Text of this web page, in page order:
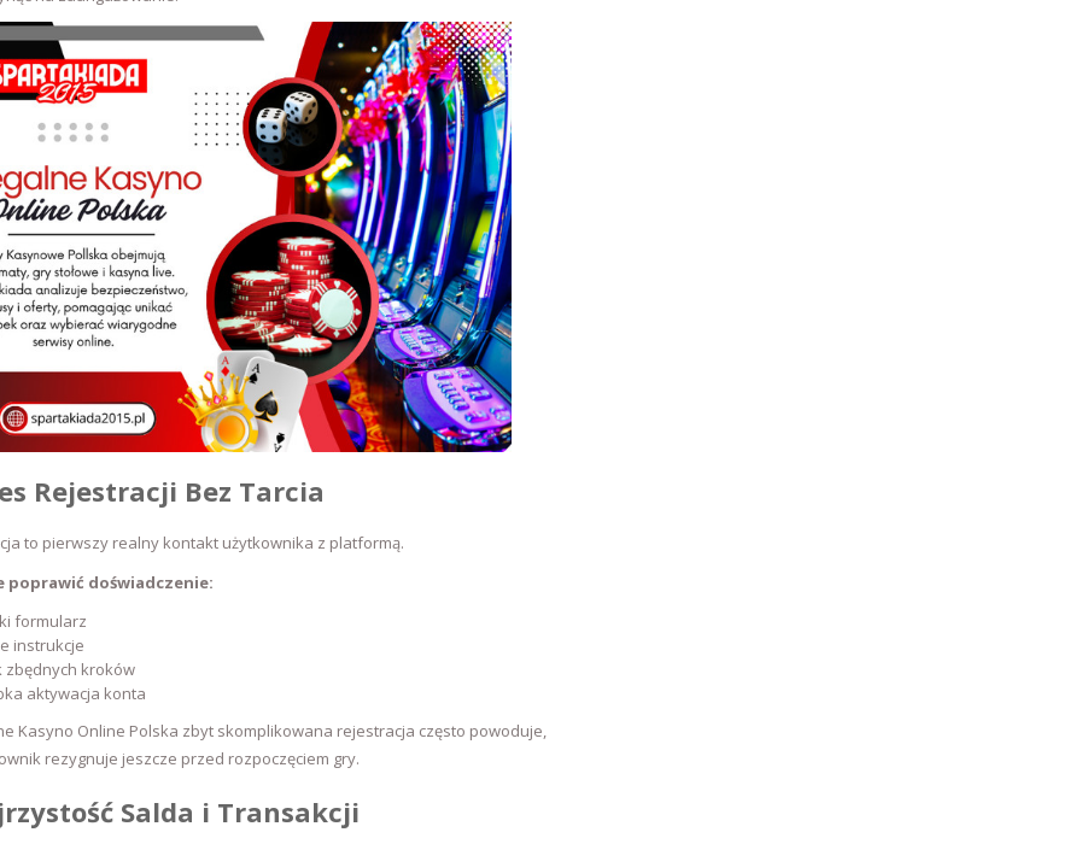
Rejestracji Bez Tarcia
to pierwszy realny kontakt użytkownika z platformą.
poprawić doświadczenie:
formularz
instrukcje
zbędnych kroków
aktywacja konta
Kasyno Online Polska zbyt skomplikowana rejestracja często powoduje,
rezygnuje jeszcze przed rozpoczęciem gry.
Salda i Transakcji